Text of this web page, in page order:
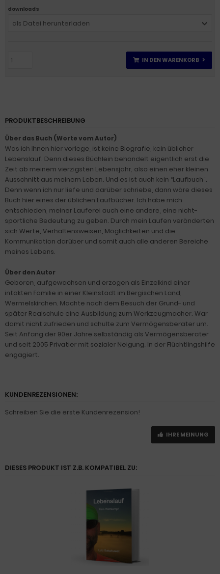
downloads
als Datei herunterladen
IN DEN WARENKORB
PRODUKTBESCHREIBUNG
Über das Buch (Worte vom Autor)
Was ich Ihnen hier vorlege, ist keine Biografie, kein üblicher
Lebenslauf. Denn dieses Büchlein behandelt eigentlich erst die
Zeit ab meinem vierzigsten Lebensjahr, also einen eher kleinen
Ausschnitt aus meinem Leben. Und es ist auch kein “Laufbuch”.
Denn wenn ich nur liefe und darüber schriebe, dann wäre dieses
Buch hier eines der üblichen Laufbücher. Ich habe mich
entschieden, meiner Lauferei auch eine andere, eine nicht-
sportliche Bedeutung zu geben. Durch mein Laufen veränderten
sich Werte, Verhaltensweisen, Möglichkeiten und die
Kommunikation darüber und somit auch alle anderen Bereiche
meines Lebens.
Über den Autor
Geboren, aufgewachsen und erzogen als Einzelkind einer
intakten Familie in einer Kleinstadt im Bergischen Land,
Wermelskirchen. Machte nach dem Besuch der Grund- und
später Realschule eine Ausbildung zum Werkzeugmacher. War
damit nicht zufrieden und schulte zum Vermögensberater um.
Seit Anfang der 90er Jahre selbständig als Vermögensberater
und seit 2005 Privatier mit sozialer Neigung. In der Flüchtlingshilfe
engagiert.
KUNDENREZENSIONEN:
Schreiben Sie die erste Kundenrezension!
IHRE MEINUNG
DIESES PRODUKT IST Z.B. KOMPATIBEL ZU: